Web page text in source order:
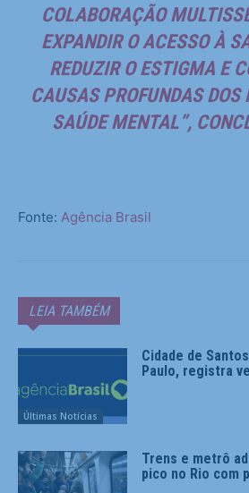
COLABORAÇÃO
EXPANDIR O ACESSO À
REDUZIR O ESTIGMA E
CAUSAS PROFUNDAS DOS
SAÚDE MENTAL”,
Fonte: Agência Brasil
LEIA TAMBÉM
Últimas Notícias
Cidade de
Paulo, registra
Trens e metrô
pico no Rio com